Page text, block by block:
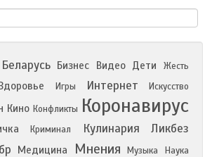
Беларусь Бизнес Видео Дети
Жесть
Игры Интернет Искусство
Кино Конфликты Коронавирус
Криминал Кулинария Ликбез
Медицина Мнения Музыка Наука